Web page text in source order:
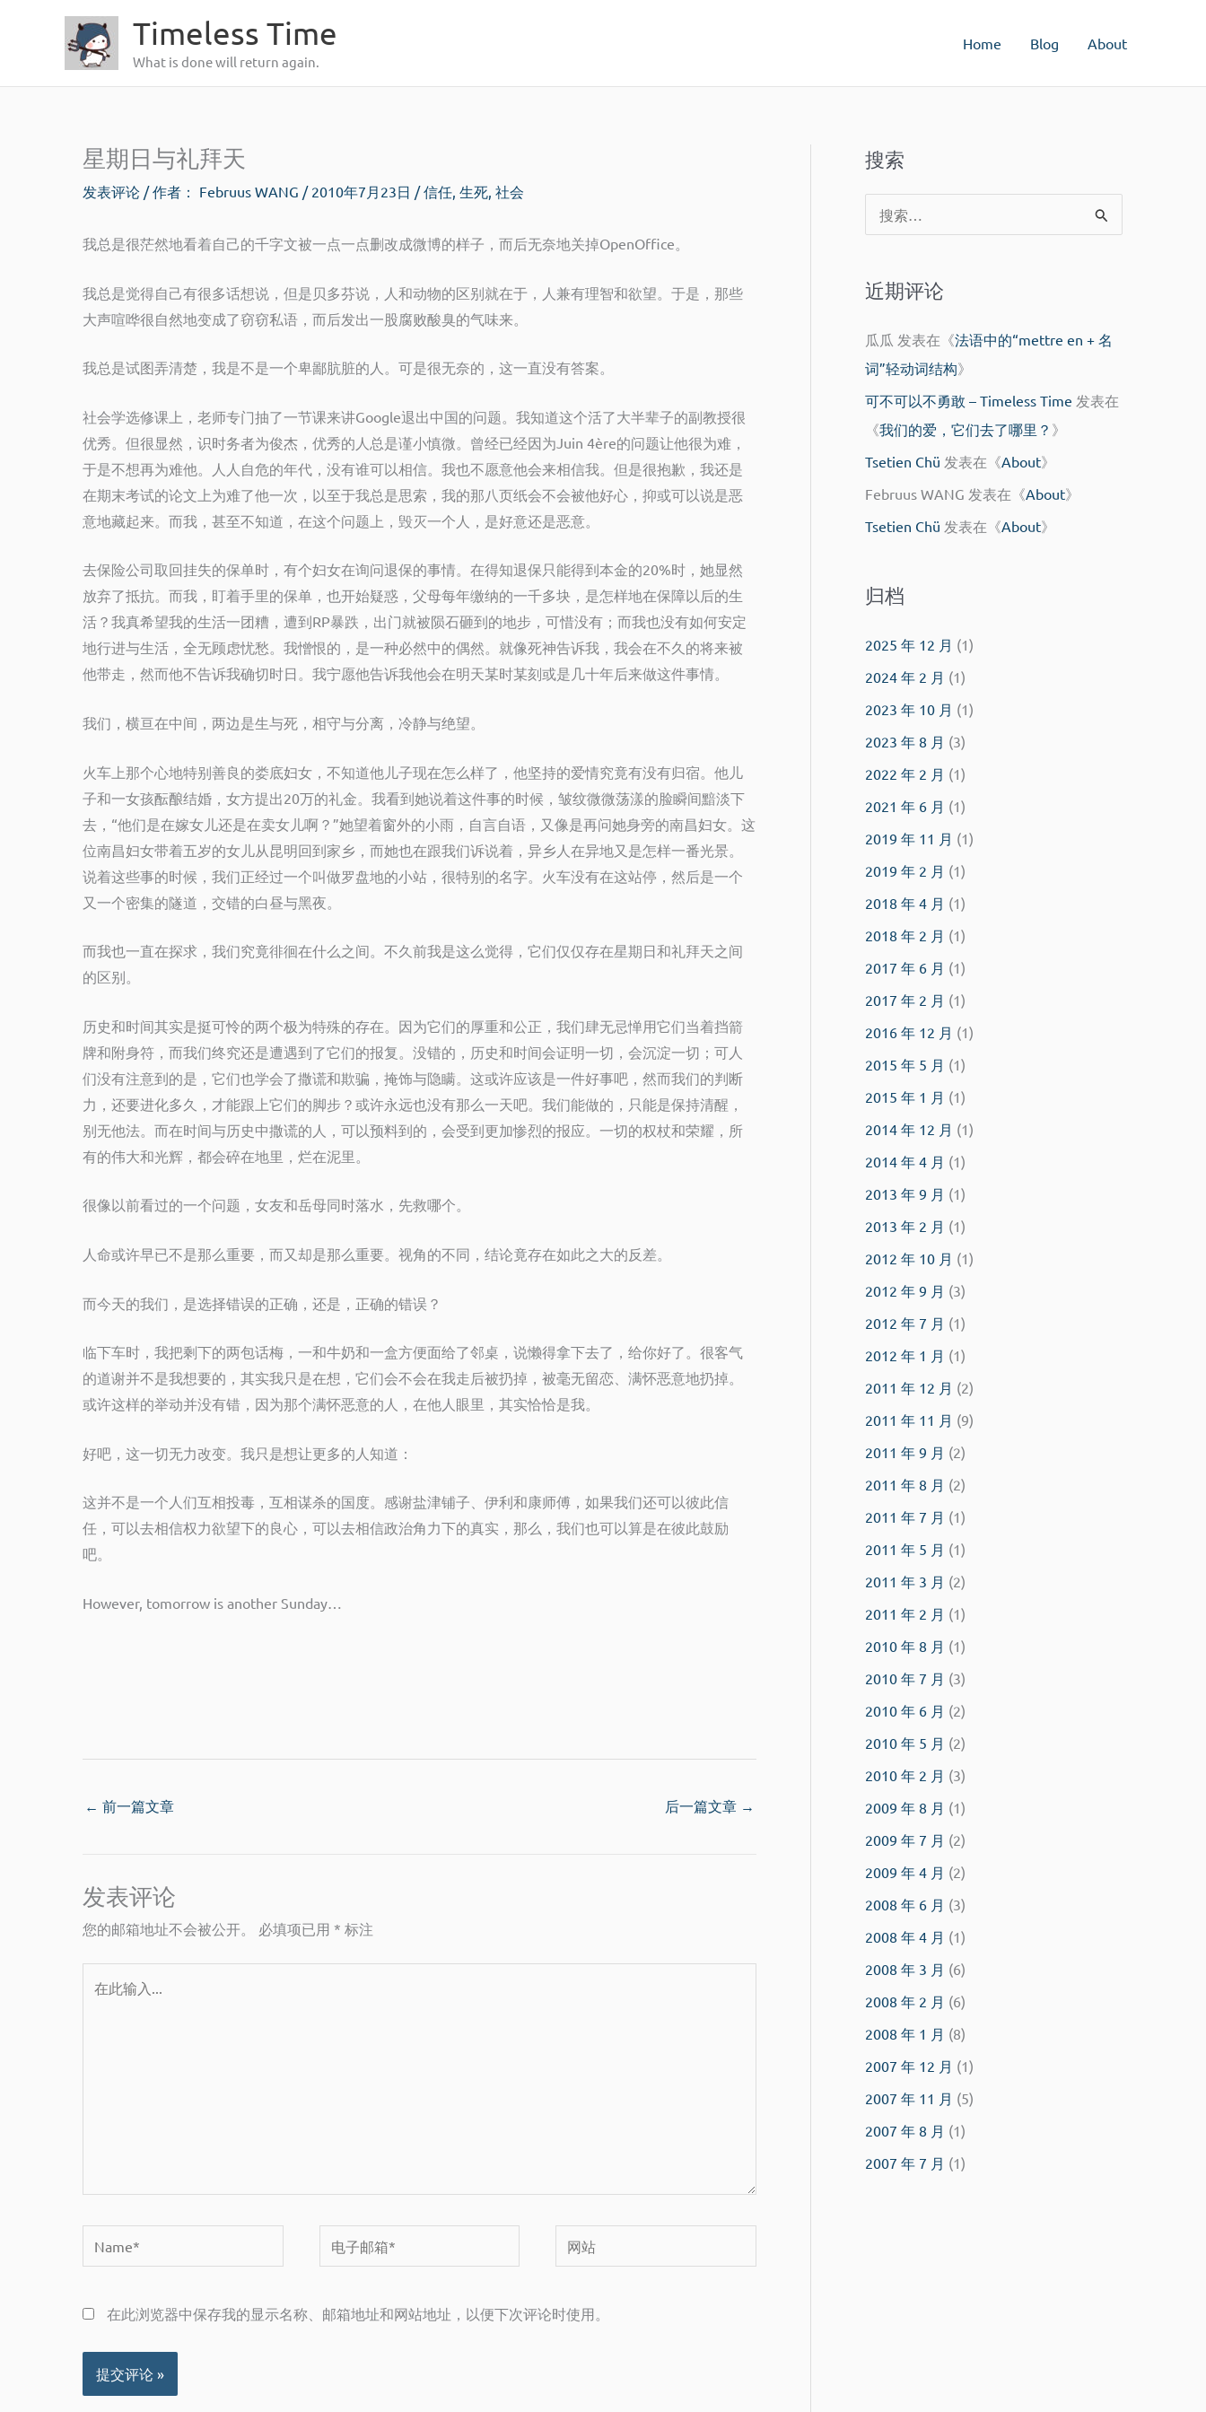
容
Timeless Time
What is done will return again.
Home Blog About
星期日与礼拜天
发表评论 / 作者： Februus WANG / 2010年7月23日 /信任, 生死, 社会
我总是很茫然地看着自己的千字文被一点一点删改成微博的样子，而后无奈地关掉OpenOffice。
我总是觉得自己有很多话想说，但是贝多芬说，人和动物的区别就在于，人兼有理智和欲望。于是，那些
大声喧哗很自然地变成了窃窃私语，而后发出一股腐败酸臭的气味来。
我总是试图弄清楚，我是不是一个卑鄙肮脏的人。可是很无奈的，这一直没有答案。
社会学选修课上，老师专门抽了一节课来讲Google退出中国的问题。我知道这个活了大半辈子的副教授很
优秀。但很显然，识时务者为俊杰，优秀的人总是谨小慎微。曾经已经因为 Juin 4ère的问题让他很为难，
于是不想再为难他。人人自危的年代，没有谁可以相信。我也不愿意他会来相信我。但是很抱歉，我还是
在期末考试的论文上为难了他一次，以至于我总是思索，我的那八页纸会不会被他好心，抑或可以说是恶
意地藏起来。而我，甚至不知道，在这个问题上，毁灭一个人，是好意还是恶意。
去保险公司取回挂失的保单时，有个妇女在询问退保的事情。在得知退保只能得到本金的20%时，她显然
放弃了抵抗。而我，盯着手里的保单，也开始疑惑，父母每年缴纳的一千多块，是怎样地在保障以后的生
活？我真希望我的生活一团糟，遭到RP暴跌，出门就被陨石砸到的地步，可惜没有；而我也没有如何安定
地行进与生活，全无顾虑忧愁。我憎恨的，是一种必然中的偶然。就像死神告诉我，我会在不久的将来被
他带走，然而他不告诉我确切时日。我宁愿他告诉我他会在明天某时某刻或是几十年后来做这件事情。
我们，横亘在中间，两边是生与死，相守与分离，冷静与绝望。
火车上那个心地特别善良的娄底妇女，不知道他儿子现在怎么样了，他坚持的爱情究竟有没有归宿。他儿
子和一女孩酝酿结婚，女方提出20万的礼金。我看到她说着这件事的时候，皱纹微微荡漾的脸瞬间黯淡下
去， “他们是在嫁女儿还是在卖女儿啊？ ”她望着窗外的小雨，自言自语，又像是再问她身旁的南昌妇女。这
位南昌妇女带着五岁的女儿从昆明回到家乡，而她也在跟我们诉说着，异乡人在异地又是怎样一番光景。
说着这些事的时候，我们正经过一个叫做罗盘地的小站，很特别的名字。火车没有在这站停，然后是一个
又一个密集的隧道，交错的白昼与黑夜。
而我也一直在探求，我们究竟徘徊在什么之间。不久前我是这么觉得，它们仅仅存在星期日和礼拜天之间
的区别。
历史和时间其实是挺可怜的两个极为特殊的存在。因为它们的厚重和公正，我们肆无忌惮用它们当着挡箭
牌和附身符，而我们终究还是遭遇到了它们的报复。没错的，历史和时间会证明一切，会沉淀一切；可人
们没有注意到的是，它们也学会了撒谎和欺骗，掩饰与隐瞒。这或许应该是一件好事吧，然而我们的判断
力，还要进化多久，才能跟上它们的脚步？或许永远也没有那么一天吧。我们能做的，只能是保持清醒，
别无他法。而在时间与历史中撒谎的人，可以预料到的，会受到更加惨烈的报应。一切的权杖和荣耀，所
有的伟大和光辉，都会碎在地里，烂在泥里。
很像以前看过的一个问题，女友和岳母同时落水，先救哪个。
人命或许早已不是那么重要，而又却是那么重要。视角的不同，结论竟存在如此之大的反差。
而今天的我们，是选择错误的正确，还是，正确的错误？
临下车时，我把剩下的两包话梅，一和牛奶和一盒方便面给了邻桌，说懒得拿下去了，给你好了。很客气
的道谢并不是我想要的，其实我只是在想，它们会不会在我走后被扔掉，被毫无留恋、满怀恶意地扔掉。
或许这样的举动并没有错，因为那个满怀恶意的人，在他人眼里，其实恰恰是我。
好吧，这一切无力改变。我只是想让更多的人知道：
这并不是一个人们互相投毒，互相谋杀的国度。感谢盐津铺子、伊利和康师傅，如果我们还可以彼此信
任，可以去相信权力欲望下的良心，可以去相信政治角力下的真实，那么，我们也可以算是在彼此鼓励
吧。
However, tomorrow is another Sunday…
← 前一篇文章 后一篇文章 →
发表评论
您的邮箱地址不会被公开。 必填项已用 * 标注
子
箱
网
站
在此浏览器中保存我的显示名称、邮箱地址和网站地址，以便下次评论时使用。
搜索
索
近期评论
瓜瓜 发表在《法语中的“mettre en + 名
词”轻动词结构》
可不可以不勇敢 – Timeless Time 发表在
《我们的爱，它们去了哪里？ 》
Tsetien Chü 发表在《About》
Februus WANG 发表在《About》
Tsetien Chü 发表在《About》
归档
2025 年 12 月 (1)
2024 年 2 月 (1)
2023 年 10 月 (1)
2023 年 8 月 (3)
2022 年 2 月 (1)
2021 年 6 月 (1)
2019 年 11 月 (1)
2019 年 2 月 (1)
2018 年 4 月 (1)
2018 年 2 月 (1)
2017 年 6 月 (1)
2017 年 2 月 (1)
2016 年 12 月 (1)
2015 年 5 月 (1)
2015 年 1 月 (1)
2014 年 12 月 (1)
2014 年 4 月 (1)
2013 年 9 月 (1)
2013 年 2 月 (1)
2012 年 10 月 (1)
2012 年 9 月 (3)
2012 年 7 月 (1)
2012 年 1 月 (1)
2011 年 12 月 (2)
2011 年 11 月 (9)
2011 年 9 月 (2)
2011 年 8 月 (2)
2011 年 7 月 (1)
2011 年 5 月 (1)
2011 年 3 月 (2)
2011 年 2 月 (1)
2010 年 8 月 (1)
2010 年 7 月 (3)
2010 年 6 月 (2)
2010 年 5 月 (2)
2010 年 2 月 (3)
2009 年 8 月 (1)
2009 年 7 月 (2)
2009 年 4 月 (2)
2008 年 6 月 (3)
2008 年 4 月 (1)
2008 年 3 月 (6)
2008 年 2 月 (6)
2008 年 1 月 (8)
2007 年 12 月 (1)
2007 年 11 月 (5)
2007 年 8 月 (1)
2007 年 7 月 (1)